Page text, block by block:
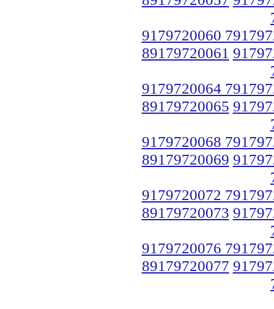
9179720060
89179720061
9179720064
89179720065
9179720068
89179720069
9179720072
89179720073
9179720076
89179720077